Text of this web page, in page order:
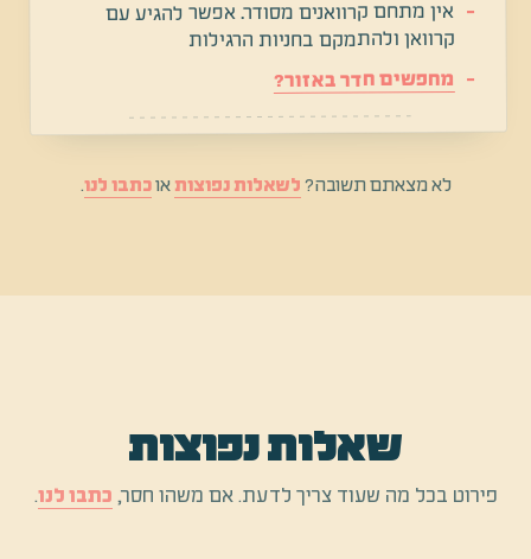
אין מתחם קרוואנים מסודר. אפשר להגיע עם
קרוואן ולהתמקם בחניות הרגילות
מחפשים חדר באזור?
לא מצאתם תשובה? לשאלות נפוצות אוכתבו לנו.
שאלות נפוצות
פירוט בכל מה שעוד צריך לדעת. אם משהו חסר, כתבו לנו.